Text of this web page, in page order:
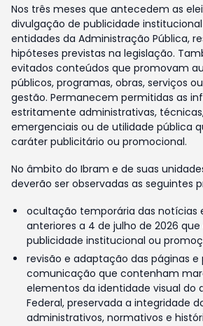
Nos três meses que antecedem as
divulgação de publicidade
entidades da Administração Pública,
hipóteses previstas na legislação.
evitados conteúdos que promovam
públicos, programas, obras, serviços
gestão. Permanecem permitidas as
estritamente administrativas,
emergenciais ou de utilidade pública
caráter publicitário ou promocional.
No âmbito do Ibram e de suas
deverão ser observadas as seguintes
ocultação temporária das notícias
anteriores a 4 de julho de 2026
publicidade institucional ou
revisão e adaptação das páginas e
comunicação que contenham
elementos da identidade visual do
Federal, preservada a integridade
administrativos, normativos e